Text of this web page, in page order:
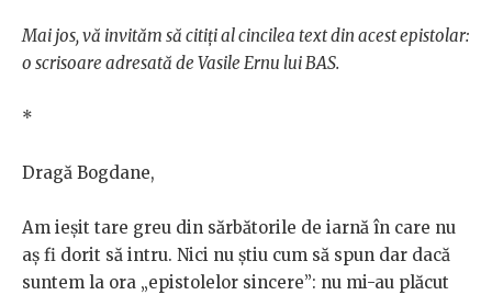
Mai jos, vă invităm să citiți al cincilea text din acest epistolar:
o scrisoare adresată de Vasile Ernu lui BAS.
*
Dragă Bogdane,
Am ieșit tare greu din sărbătorile de iarnă în care nu
aș fi dorit să intru. Nici nu știu cum să spun dar dacă
suntem la ora „epistolelor sincere”: nu mi-au plăcut